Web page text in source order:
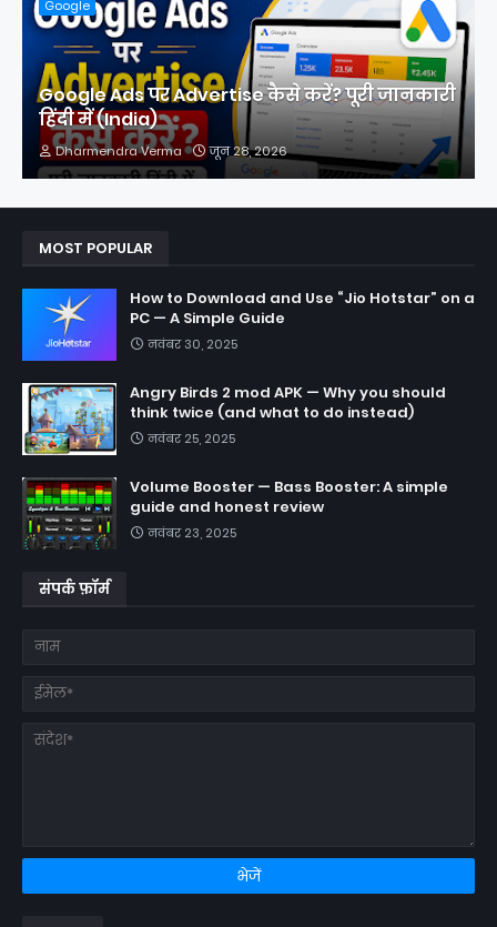
Google
Google Ads पर Advertise कैसे करें? पूरी जानकारी
हिंदी में (India)
Dharmendra Verma जून 28, 2026
MOST POPULAR
How to Download and Use “Jio Hotstar” on a
PC — A Simple Guide
नवंबर 30, 2025
Angry Birds 2 mod APK — Why you should
think twice (and what to do instead)
नवंबर 25, 2025
Volume Booster — Bass Booster: A simple
guide and honest review
नवंबर 23, 2025
संपर्क फ़ॉर्म